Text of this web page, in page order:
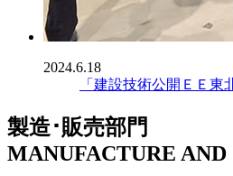
2024.6.18
「建設技術公開ＥＥ東
製造･販売部門
MANUFACTURE AND